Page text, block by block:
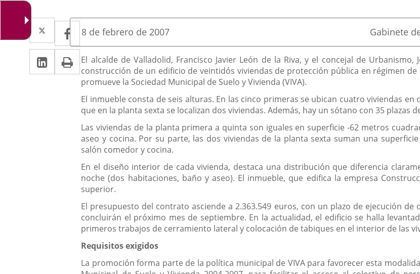
Twitter
Enlace
a
una
aplicación
externa.
Facebook
Enlace
a
una
aplicación
externa.
Linkedin
Enlace
a
aplicación
externa.
Print
Fecha
la
noticia
8 de febrero de 2007 Fuente
la
noticia
Gabinete
Descripción
El alcalde de Valladolid, Francisco Javier León de la Riva, y el concejal de
construcción de un edificio de veintidós viviendas de protección pública en régimen
promueve la Sociedad Municipal de Suelo y Vivienda (VIVA).
El inmueble consta de seis alturas. En las cinco primeras se ubican cuatro viviendas
que en la planta sexta se localizan dos viviendas. Además, hay un sótano con 35
Las viviendas de la planta primera a quinta son iguales en superficie -62 metros
aseo y cocina. Por su parte, las dos viviendas de la planta sexta suman una
salón comedor y cocina.
En el diseño interior de cada vivienda, destaca una distribución que diferencia
noche (dos habitaciones, baño y aseo). El inmueble, que edifica la empresa
superior.
El presupuesto del contrato asciende a 2.363.549 euros, con un plazo de ejecución
concluirán el próximo mes de septiembre. En la actualidad, el edificio se halla
primeros trabajos de cerramiento lateral y colocación de tabiques en el interior de las
Requisitos exigidos
La promoción forma parte de la política municipal de VIVA para favorecer esta